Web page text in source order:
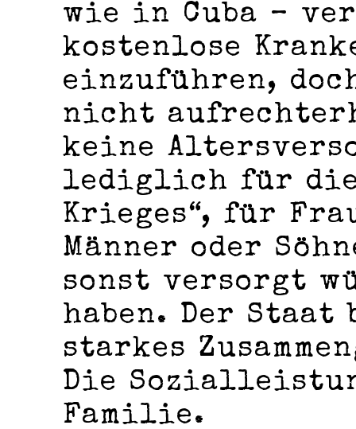
wie in Cuba ­–
kostenlose
einzuführen,
nicht
keine
lediglich für die
Krieges“, für
Männer oder
sonst versorgt
haben. Der
starkes
Die
Familie.